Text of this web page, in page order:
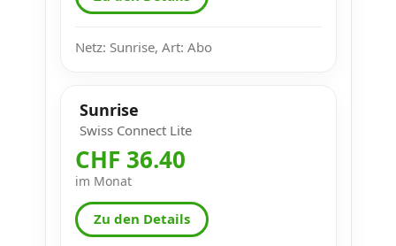
Netz: Sunrise, Art: Abo
Sunrise
Swiss Connect Lite
CHF 36.40
im Monat
Zu den Details